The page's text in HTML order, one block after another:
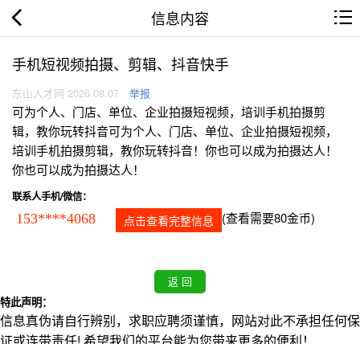
信息内容
手机短视频拍摄、剪辑、抖音快手
东山人才网 2026.08.07 举报
可为个人、门店、单位、企业拍摄短视频，培训手机拍摄剪
辑，教你玩转抖音可为个人、门店、单位、企业拍摄短视频，
培训手机拍摄剪辑，教你玩转抖音！你也可以成为拍摄达人！
你也可以成为拍摄达人！
联系人手机/微信：
153****4068 点击查看完整信息 (查看需要80金币)
特此声明：
信息真伪请自行辨别，求职应聘须谨慎，网站对此不承担任何保
证或连带责任! 希望我们的平台能为您带来更多的便利！